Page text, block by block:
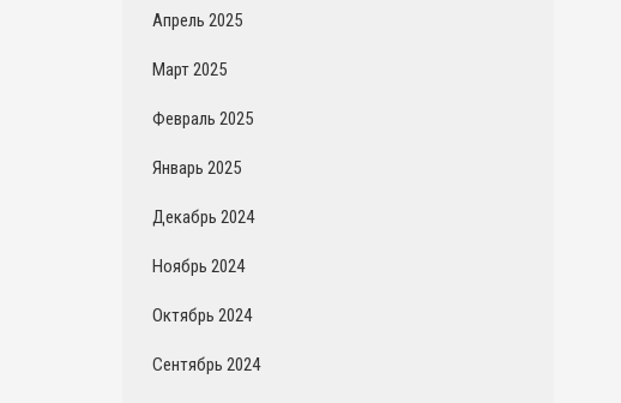
Апрель 2025
Март 2025
Февраль 2025
Январь 2025
Декабрь 2024
Ноябрь 2024
Октябрь 2024
Сентябрь 2024